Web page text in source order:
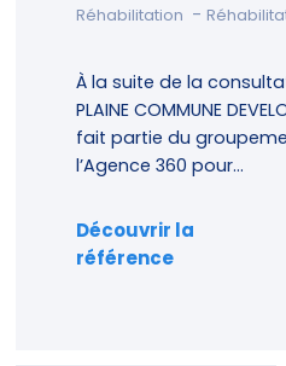
Réhabilitation -
À la suite de la
PLAINE COMMUNE
fait partie du
l’Agence 360 pour...
Découvrir la
référence